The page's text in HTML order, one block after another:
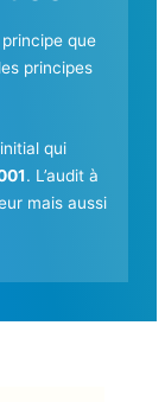
que
principes
qui
. L’audit à
mais aussi